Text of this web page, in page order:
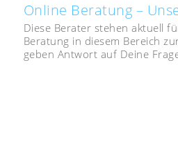
Online Beratung –
Diese Berater stehen aktuell
Beratung in diesem Bereich
geben Antwort auf Deine